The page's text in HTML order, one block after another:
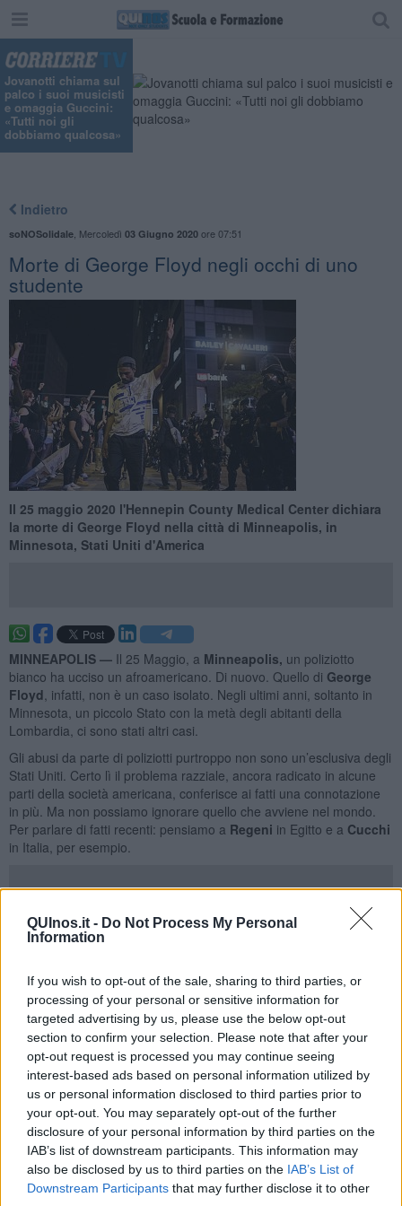
QUInos.it - Do Not Process My Personal
Information
If you wish to opt-out of the sale, sharing to third parties, or
processing of your personal or sensitive information for
targeted advertising by us, please use the below opt-out
section to confirm your selection. Please note that after your
opt-out request is processed you may continue seeing
interest-based ads based on personal information utilized by
us or personal information disclosed to third parties prior to
your opt-out. You may separately opt-out of the further
disclosure of your personal information by third parties on the
IAB’s list of downstream participants. This information may
also be disclosed by us to third parties on the IAB’s List of
Downstream Participants that may further disclose it to other
Jovanotti chiama sul
palco i suoi musicisti
e omaggia Guccini:
«Tutti noi gli
dobbiamo qualcosa»
Indietro
soNOSolidale, Mercoledì 03 Giugno 2020ore 07:51
Morte di George Floyd negli occhi di uno
studente
Il 25 maggio 2020 l'Hennepin County Medical Center dichiara
la morte di George Floyd nella città di Minneapolis, in
Minnesota, Stati Uniti d'America
MINNEAPOLIS — Il 25 Maggio, a Minneapolis, un poliziotto
bianco ha ucciso un afroamericano. Di nuovo. Quello di George
Floyd , infatti, non è un caso isolato. Negli ultimi anni, soltanto in
Minnesota, un piccolo Stato con la metà degli abitanti della
Lombardia, ci sono stati altri casi.
Gli abusi da parte di poliziotti purtroppo non sono un’esclusiva degli
Stati Uniti. Certo lì il problema razziale, ancora radicato in alcune
parti della società americana, conferisce ai fatti una connotazione
in più. Ma non possiamo ignorare quello che avviene nel mondo.
Per parlare di fatti recenti: pensiamo a Regeni in Egitto e a Cucchi
in Italia, per esempio.
L’inadeguatezza di una parte delle forze dell’ordine, se pur piccola,
costituisce un pericolo trasversale, che riguarda tutte le democrazie
agente, così come le foto del volto livido di Stefano Cucchi dopo
una settimana passata in caserma, sono le prove di una comune
realtà problematica, da mettere in discussione.
Partendo da lontano possiamo dire che lo status di sicurezza dei
cittadini si basa su accordi impliciti che regolano la nostra vita.
Alcuni voluti dai nostri nonni, altri dai nonni dei nonni, altri ancora
dai nostri politici attuali e noi non possiamo che prenderne atto. E
fa parte di quegli accordi la rinuncia ad alcune delle nostre libertà
per ottenere, in cambio, la protezione da parte dello Stato che così
dovrebbe garantire la sicurezza di tutti i cittadini.
Ma quando capita che i rappresentanti dello Stato ignorino, come
nel caso di Minneapolis, i propri doveri garantisti verso i cittadini,